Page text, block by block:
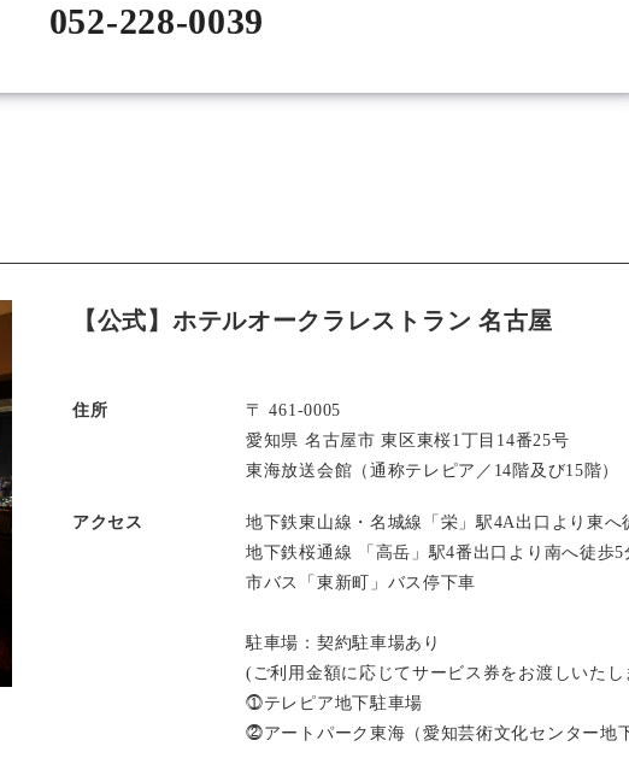
052-228-0039
【公式】ホテルオークラレストラン 名古屋
住所
〒 461-0005
愛知県 名古屋市 東区東桜1丁目14番25号
東海放送会館（通称テレピア／14階及び15階）
アクセス
地下鉄東山線・名城線「栄」駅4A出口より東へ
地下鉄桜通線 「高岳」駅4番出口より南へ徒歩5
市バス「東新町」バス停下車
駐車場：契約駐車場あり
(ご利用金額に応じてサービス券をお渡しいたし
⓵テレピア地下駐車場
⓶アートパーク東海（愛知芸術文化センター地